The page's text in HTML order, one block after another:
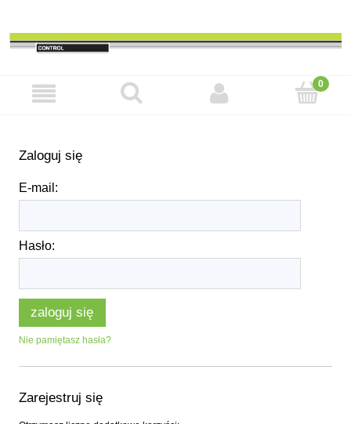
Zaloguj się
E-mail:
Hasło:
zaloguj się
Nie pamiętasz hasła?
Zarejestruj się